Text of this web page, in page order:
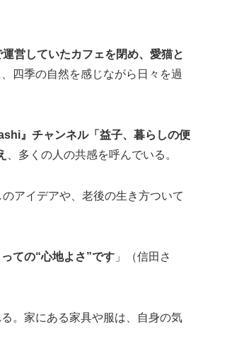
営していたカフェを閉め、愛猫と
四季の自然を感じながら日々を過
』チャンネル「益子、暮らしの便
、多くの人の共感を呼んでいる。
アイデアや、老後の生き方ついて
ての“心地よさ”です 」（信田さ
。家にある家具や服は、自身の気